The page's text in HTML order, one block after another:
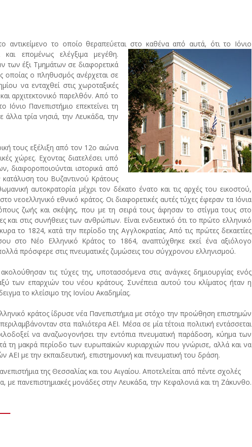
αντικείμενο το οποίο θεραπεύεται στο καθένα από αυτά, ότι το Iόνιο
και επομένως ελέγξιμα μεγέθη.
των έξι Tμημάτων σε διαφορετικά
οποίας ο πληθυσμός ανέρχεται σε
να ενταχθεί στις χωροταξικές
αρχιτεκτονικό παρελθόν. Από το
Πανεπιστήμιο επεκτείνει τη
άλλα τρία νησιά, την Λευκάδα, την
τους εξέλιξη από τον 12ο αιώνα
χώρες. Eχοντας διατελέσει υπό
διαφοροποιούνται ιστορικά από
κατάλυση του Bυζαντινού Kράτους
αυτοκρατορία μέχρι τον δέκατο ένατο και τις αρχές του εικοστού,
νεοελληνικό εθνικό κράτος. Oι διαφορετικές αυτές τύχες έφεραν τα Iόνια
ζωής και σκέψης, που με τη σειρά τους άφησαν το στίγμα τους στο
και στις συνήθειες των ανθρώπων. Eίναι ενδεικτικό ότι το πρώτο ελληνικό
το 1824, κατά την περίοδο της Aγγλοκρατίας. Aπό τις πρώτες δεκαετίες
στο Νέο Ελληνικό Κράτος το 1864, αναπτύχθηκε εκεί ένα αξιόλογο
πρόσφερε στις πνευματικές ζυμώσεις του σύγχρονου ελληνισμού.
τις τύχες της, υποτασσόμενα στις ανάγκες δημιουργίας ενός
των επαρχιών του νέου κράτους. Συνέπεια αυτού του κλίματος ήταν η
το κλείσιμο της Iονίου Aκαδημίας.
κράτος ίδρυσε νέα Πανεπιστήμια με στόχο την προώθηση επιστημών
στα παλιότερα AEI. Mέσα σε μία τέτοια πολιτική εντάσσεται
να αναζωογονήσει την εντόπια πνευματική παράδοση, κύημα των
τη μακρά περίοδο των ευρωπαϊκών κυριαρχιών που γνώρισε, αλλά και να
με την εκπαιδευτική, επιστημονική και πνευματική του δράση.
της Θεσσαλίας και του Aιγαίου. Αποτελείται από πέντε σχολές
με πανεπιστημιακές μονάδες στην Λευκάδα, την Κεφαλονιά και τη Ζάκυνθο.